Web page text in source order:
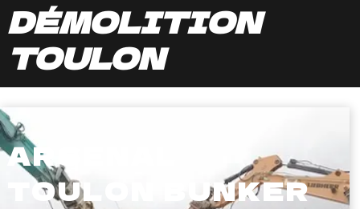
DÉMOLITION
TOULON
ARSENAL
TOULON BUNKER